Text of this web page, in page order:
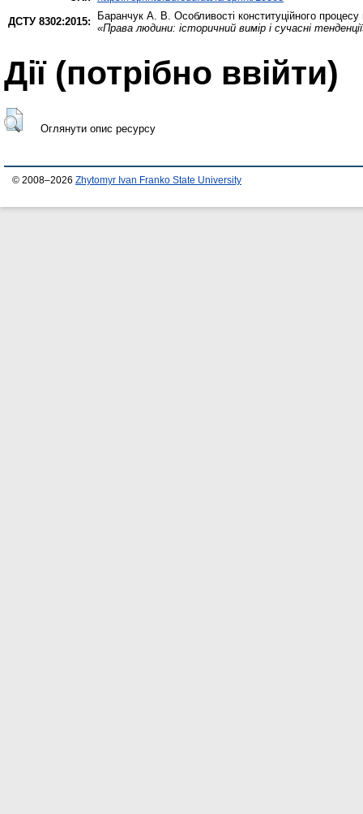
ДСТУ 8302:2015:
Баранчук А. В. Особливості конституційного
«Права людини: історичний вимір і сучасні
Дії ​​(потрібно ввійти)
Оглянути опис ресурсу
© 2008–2026 Zhytomyr Ivan Franko State University